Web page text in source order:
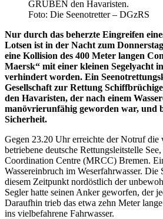
GRUBEN den Havaristen.
Foto: Die Seenotretter – DGzRS
Nur durch das beherzte Eingreifen
Lotsen ist in der Nacht zum
eine Kollision des 400 Meter langen
Maersk“ mit einer kleinen Segelyacht
verhindert worden. Ein
Gesellschaft zur Rettung
den Havaristen, der nach einem
manövrierunfähig geworden war, und
Sicherheit.
Gegen 23.20 Uhr erreichte der Notruf die
betriebene deutsche Rettungsleitstelle
Coordination Centre (MRCC) Bremen.
Wassereinbruch im Weserfahrwasser. Die
diesem Zeitpunkt nordöstlich der
Segler hatte seinen Anker geworfen, der
Daraufhin trieb das etwa zehn Meter
ins vielbefahrene Fahrwasser.